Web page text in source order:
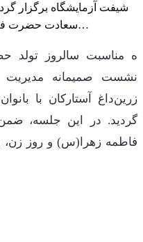
شیفت آزمایشگاه برگزار
سعادت حضرت فاطمه زهرا(س) و روز زن، با اهدای ه…
ه مناسبت سالروز تولد
نشست صمیمانه
زرین‌داغ آستارکان با
گردید. در این جلسه،
فاطمه زهرا(س) و روز زن،